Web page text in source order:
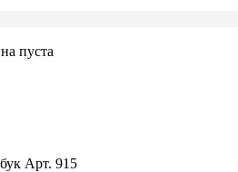
пуста
Арт. 915